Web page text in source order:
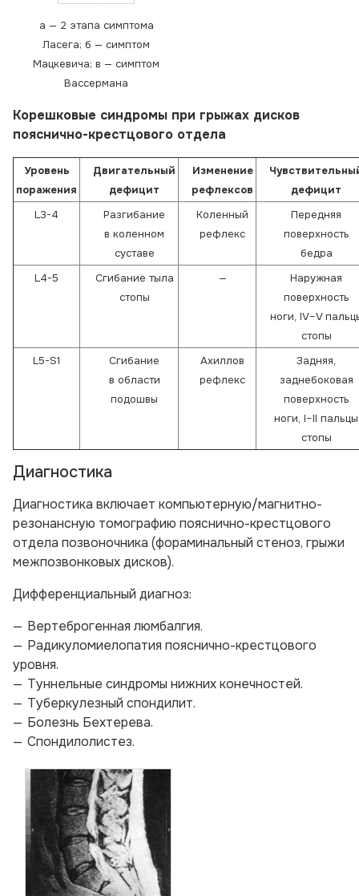
а — 2 этапа симптома
Ласега; б — симптом
Мацкевича; в — симптом
Вассермана
Корешковые синдромы при грыжах дисков
пояснично-крестцового отдела
Уровень
поражения
Двигательный
дефицит
Изменение
рефлексов
дефицит
L3-4
Разгибание
в коленном
суставе
Коленный
рефлекс
Передняя
поверхность
бедра
L4-5
Сгибание тыла
стопы
—
Наружная
поверхность
ноги, IV–V
стопы
L5-S1
Сгибание
в области
подошвы
Ахиллов
рефлекс
Задняя,
заднебоковая
поверхность
ноги, I–II пальцы
стопы
Диагностика
Диагностика включает компьютерную/магнитно-
резонансную томографию пояснично-крестцового
отдела позвоночника (фораминальный стеноз, грыжи
межпозвонковых дисков).
Дифференциальный диагноз:
Вертеброгенная люмбалгия.
Радикуломиелопатия пояснично-крестцового
уровня.
Туннельные синдромы нижних конечностей.
Туберкулезный спондилит.
Болезнь Бехтерева.
Спондилолистез.